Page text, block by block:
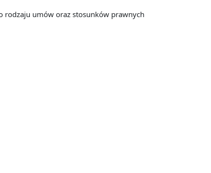
rodzaju umów oraz stosunków prawnych